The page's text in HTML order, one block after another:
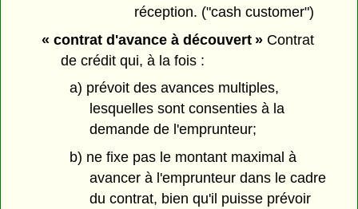
réception. ("cash customer")
« contrat d'avance à découvert »Contrat
de crédit qui, à la fois :
a) prévoit des avances multiples,
lesquelles sont consenties à la
demande de l'emprunteur;
b) ne fixe pas le montant maximal à
avancer à l'emprunteur dans le cadre
du contrat, bien qu'il puisse prévoir